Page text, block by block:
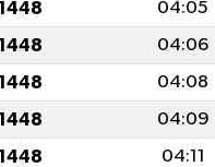
04:05
04:06
04:08
04:09
04:11